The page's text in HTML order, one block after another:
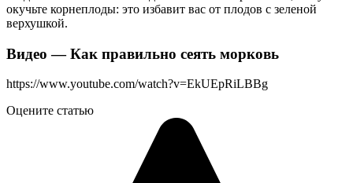
окучьте корнеплоды: это избавит вас от плодов с зеленой
верхушкой.
Видео — Как правильно сеять морковь
https://www.youtube.com/watch?v=EkUEpRiLBBg
Оцените статью